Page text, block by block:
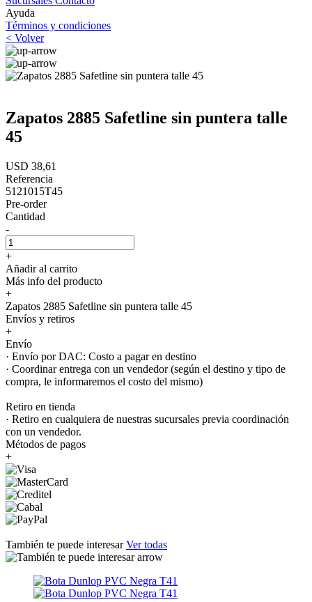
Ayuda
Términos y condiciones
< Volver
Zapatos 2885 Safetline sin puntera talle
45
USD 38,61
Referencia
5121015T45
Pre-order
Cantidad
-
+
Añadir al carrito
Más info del producto
+
Zapatos 2885 Safetline sin puntera talle 45
Envíos y retiros
+
Envío
· Envío por DAC: Costo a pagar en destino
· Coordinar entrega con un vendedor (según el destino y tipo de
compra, le informaremos el costo del mismo)
Retiro en tienda
· Retiro en cualquiera de nuestras sucursales previa coordinación
con un vendedor.
Métodos de pagos
+
También te puede interesarVer todas